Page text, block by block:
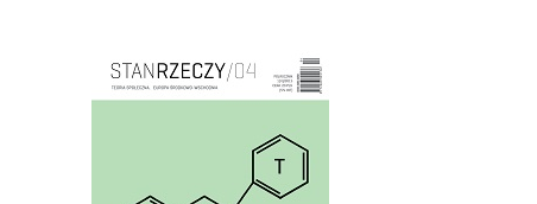
Cover image